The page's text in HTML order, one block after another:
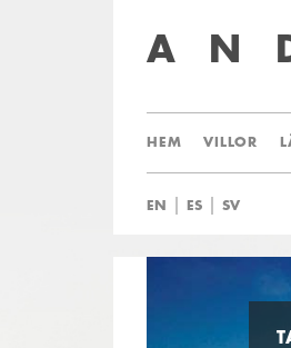
HEM VILLOR
EN | ES | SV